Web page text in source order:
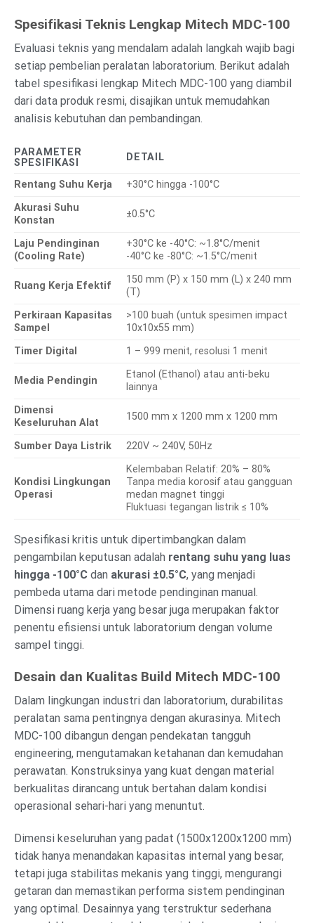
Spesifikasi Teknis Lengkap Mitech MDC-100
Evaluasi teknis yang mendalam adalah langkah wajib bagi
setiap pembelian peralatan laboratorium. Berikut adalah
tabel spesifikasi lengkap Mitech MDC-100 yang diambil
dari data produk resmi, disajikan untuk memudahkan
analisis kebutuhan dan pembandingan.
PARAMETER
SPESIFIKASI
DETAIL
Rentang Suhu Kerja
+30°C hingga -100°C
Akurasi Suhu
Konstan
±0.5°C
Laju Pendinginan
(Cooling Rate)
+30°C ke -40°C: ~1.8°C/menit
-40°C ke -80°C: ~1.5°C/menit
Ruang Kerja Efektif
150 mm (P) x 150 mm (L) x 240 mm
(T)
Perkiraan Kapasitas
Sampel
>100 buah (untuk spesimen impact
10x10x55 mm)
Timer Digital
1 – 999 menit, resolusi 1 menit
Media Pendingin
Etanol (Ethanol) atau anti-beku
lainnya
Dimensi
Keseluruhan Alat
1500 mm x 1200 mm x 1200 mm
Sumber Daya Listrik 220V ~ 240V, 50Hz
Kondisi Lingkungan
Operasi
Kelembaban Relatif: 20% – 80%
Tanpa media korosif atau gangguan
medan magnet tinggi
Fluktuasi tegangan listrik ≤ 10%
Spesifikasi kritis untuk dipertimbangkan dalam
pengambilan keputusan adalah rentang suhu yang luas
hingga -100°C dan akurasi ±0.5°C, yang menjadi
pembeda utama dari metode pendinginan manual.
Dimensi ruang kerja yang besar juga merupakan faktor
penentu efisiensi untuk laboratorium dengan volume
sampel tinggi.
Desain dan Kualitas Build Mitech MDC-100
Dalam lingkungan industri dan laboratorium, durabilitas
peralatan sama pentingnya dengan akurasinya. Mitech
MDC-100 dibangun dengan pendekatan tangguh
engineering, mengutamakan ketahanan dan kemudahan
perawatan. Konstruksinya yang kuat dengan material
berkualitas dirancang untuk bertahan dalam kondisi
operasional sehari-hari yang menuntut.
Dimensi keseluruhan yang padat (1500x1200x1200 mm)
tidak hanya menandakan kapasitas internal yang besar,
tetapi juga stabilitas mekanis yang tinggi, mengurangi
getaran dan memastikan performa sistem pendinginan
yang optimal. Desainnya yang terstruktur sederhana